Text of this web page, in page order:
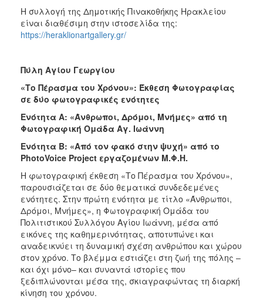
Η συλλογή της Δημοτικής Πινακοθήκης Ηρακλείου
είναι διαθέσιμη στην ιστοσελίδα της:
https://heraklionartgallery.gr/
Πύλη Αγίου Γεωργίου
«Το Πέρασμα του Χρόνου»: Έκθεση Φωτογραφίας
σε δύο φωτογραφικές ενότητες
Ενότητα Α: «Άνθρωποι, Δρόμοι, Μνήμες» από τη
Φωτογραφική Ομάδα Αγ. Ιωάννη
Ενότητα Β: «Από τον φακό στην ψυχή» από το
PhotoVoice Project εργαζομένων Μ.Φ.Η.
Η φωτογραφική έκθεση «Το Πέρασμα του Χρόνου»,
παρουσιάζεται σε δύο θεματικά συνδεδεμένες
ενότητες. Στην πρώτη ενότητα με τίτλο «Άνθρωποι,
Δρόμοι, Μνήμες», η Φωτογραφική Ομάδα του
Πολιτιστικού Συλλόγου Αγίου Ιωάννη, μέσα από
εικόνες της καθημερινότητας, αποτυπώνει και
αναδεικνύει τη δυναμική σχέση ανθρώπου και χώρου
στον χρόνο. Το βλέμμα εστιάζει στη ζωή της πόλης –
και όχι μόνο– και συναντά ιστορίες που
ξεδιπλώνονται μέσα της, σκιαγραφώντας τη διαρκή
κίνηση του χρόνου.